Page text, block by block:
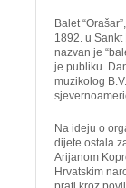
Balet
1892. u
nazvan je
je publiku.
muzikolog
Na ideju o
dijete ostala
Arijanom
Hrvatskim